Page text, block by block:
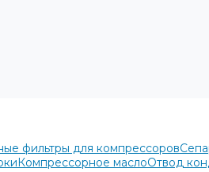
фильтры для компрессоров
Компрессорное маслоОтвод